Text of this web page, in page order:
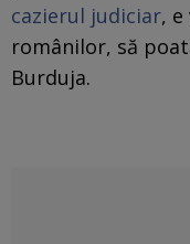
cazierul judiciar,
românilor, să
Burduja.